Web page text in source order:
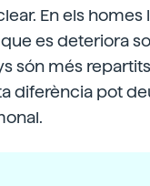
En els homes
es deteriora
són més
diferència pot